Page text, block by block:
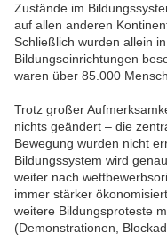
Zustände im
auf allen anderen
Schließlich wurden allein
Bildungseinrichtungen
waren über 85.000
Trotz großer
nichts geändert – die
Bewegung wurden nicht
Bildungssystem wird
weiter nach
immer stärker
weitere Bildungsproteste
(Demonstrationen,